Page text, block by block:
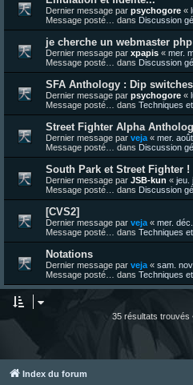
Dernier message par psychogore «
Message posté… dans Discussion
je cherche un webmaster
Dernier message par xpapis « mer.
Message posté… dans Discussion
SFA Anthology : Dip
Dernier message par psychogore «
Message posté… dans Techniques
Street Fighter Alpha
Dernier message par veja « mer.
Message posté… dans Discussion
South Park et Street Fighter !
Dernier message par JSB-kun « jeu.
Message posté… dans Discussion
[CVS2]
Dernier message par veja « mer.
Message posté… dans Techniques
Notations
Dernier message par veja « sam.
Message posté… dans Techniques
35 résultats trouvés
Index du forum